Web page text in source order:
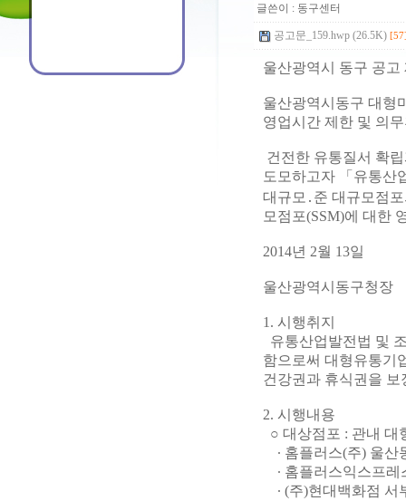
글쓴이 : 동구센터
공고문_159.hwp (26.5K)
울산광역시 동구 공고
울산광역시동구 대형
영업시간 제한 및 의
건전한 유통질서 확
도모하고자 「유통산
대규모․준 대규모점
모점포(SSM)에 대한
2014년 2월 13일
울산광역시동구청장
1. 시행취지
유통산업발전법 및
함으로써 대형유통기
건강권과 휴식권을 보
2. 시행내용
○ 대상점포 : 관내 대
∙ 홈플러스(주) 울산
∙ 홈플러스익스프레
∙ (주)현대백화점 서